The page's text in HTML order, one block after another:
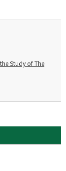
Study of The